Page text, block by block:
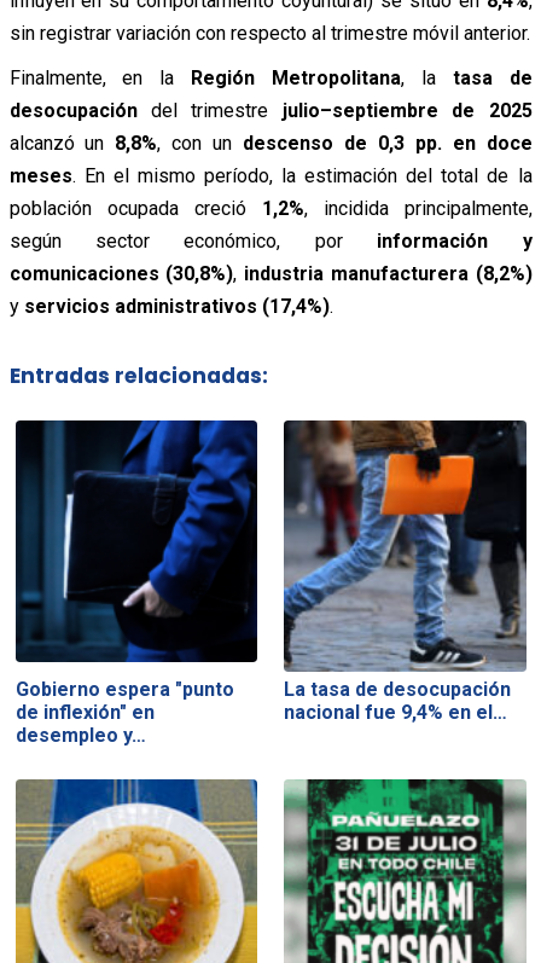
sin registrar variación con respecto al trimestre móvil anterior.
Finalmente, en la Región Metropolitana, la tasa de
desocupacióndel trimestre julio–septiembre de 2025
alcanzó un 8,8%, con un descenso de 0,3 pp. en doce
meses. En el mismo período, la estimación del total de la
población ocupada creció 1,2%, incidida principalmente,
según sector económico, por información y
comunicaciones (30,8%), industria manufacturera (8,2%)
y servicios administrativos (17,4%).
Entradas relacionadas:
Gobierno espera "punto
de inflexión" en
desempleo y…
La tasa de desocupación
nacional fue 9,4% en el…